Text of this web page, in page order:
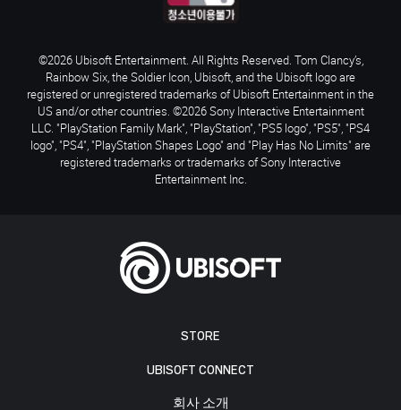
STORE
UBISOFT CONNECT
회사 소개
©2026 Ubisoft Entertainment. All Rights Reserved. Tom Clancy’s,
Rainbow Six, the Soldier Icon, Ubisoft, and the Ubisoft logo are
registered or unregistered trademarks of Ubisoft Entertainment in the
US and/or other countries. ©2026 Sony Interactive Entertainment
LLC. "PlayStation Family Mark", "PlayStation", "PS5 logo", "PS5", "PS4
logo", "PS4", "PlayStation Shapes Logo" and "Play Has No Limits" are
registered trademarks or trademarks of Sony Interactive
Entertainment Inc.